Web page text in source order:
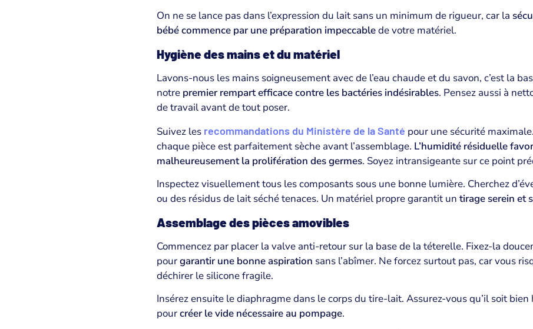
On ne se lance pas dans l’expression du lait sans un minimum de rigueur, car la
bébé commence par une préparation impeccablede votre matériel.
Hygiène des mains et du matériel
Lavons-nous les mains soigneusement avec de l’eau chaude et du savon, c’est la
notre premier rempart efficace contre les bactéries indésirables. Pensez aussi à
de travail avant de tout poser.
Suivez les recommandations du Ministère de la Santé pour une sécurité
chaque pièce est parfaitement sèche avant l’assemblage. L’humidité résiduelle
malheureusement la prolifération des germes. Soyez intransigeante sur ce point
Inspectez visuellement tous les composants sous une bonne lumière. Cherchez
ou des résidus de lait séché tenaces. Un matériel propre garantit un tirage serein et
Assemblage des pièces amovibles
Commencez par placer la valve anti-retour sur la base de la téterelle. Fixez-la
pourgarantir une bonne aspiration sans l’abîmer. Ne forcez surtout pas, car vous
déchirer le silicone fragile.
Insérez ensuite le diaphragme dans le corps du tire-lait. Assurez-vous qu’il soit
pourcréer le vide nécessaire au pompage.